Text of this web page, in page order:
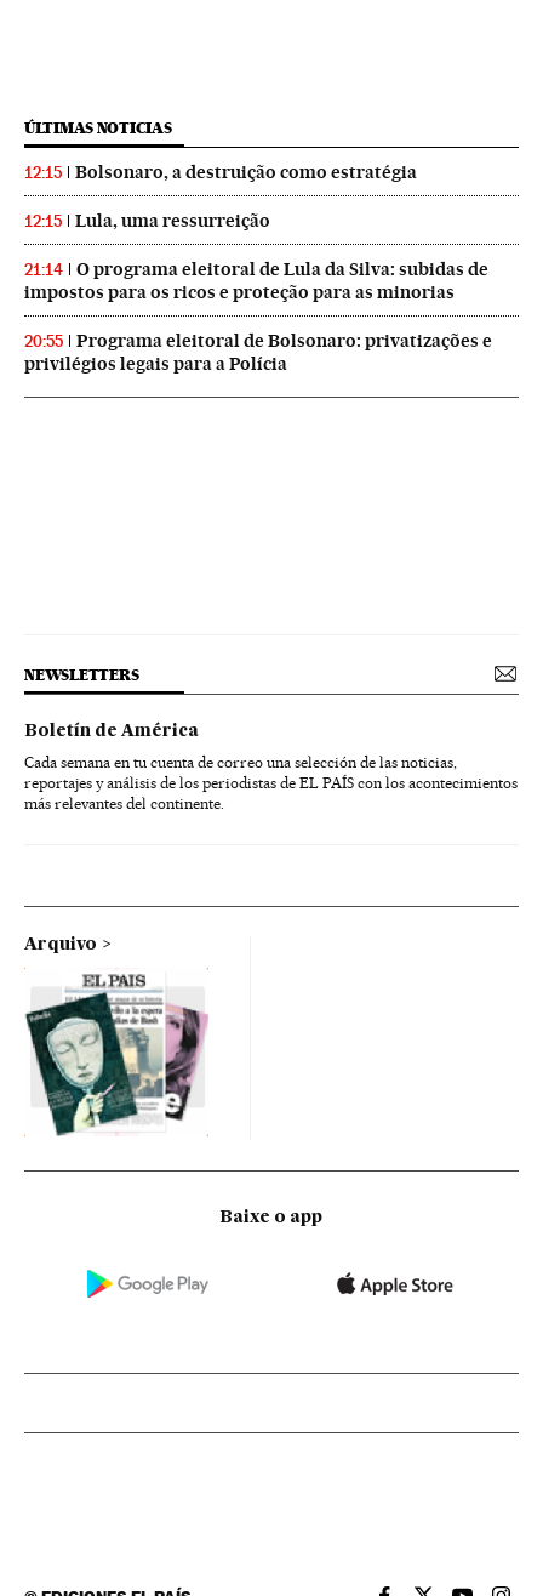
ÚLTIMAS NOTICIAS
12:15 Bolsonaro, a destruição como estratégia
12:15 Lula, uma ressurreição
21:14
O programa eleitoral de Lula da Silva: subidas de
impostos para os ricos e proteção para as minorias
20:55
Programa eleitoral de Bolsonaro: privatizações e
privilégios legais para a Polícia
NEWSLETTERS
Boletín de América
Cada semana en tu cuenta de correo una selección de las noticias,
reportajes y análisis de los periodistas de EL PAÍS con los acontecimientos
más relevantes del continente.
Arquivo
Baixe o app